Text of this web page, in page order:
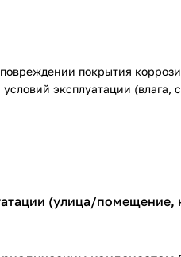
покрытия
эксплуатации (влага,
(улица/